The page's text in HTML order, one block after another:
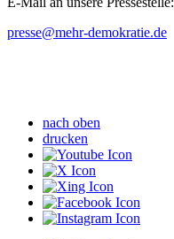
presse@mehr-demokratie.de
nach oben
drucken